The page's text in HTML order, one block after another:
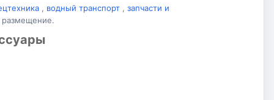
, водный транспорт , запчасти и
размещение.